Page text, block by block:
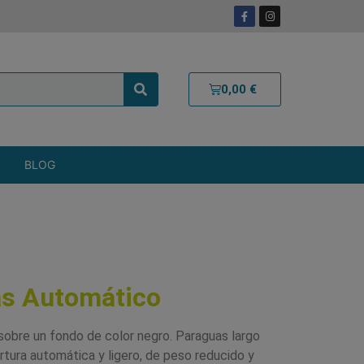
0,00 €
BLOG
Automático
un fondo de color negro. Paraguas largo
automática y ligero, de peso reducido y